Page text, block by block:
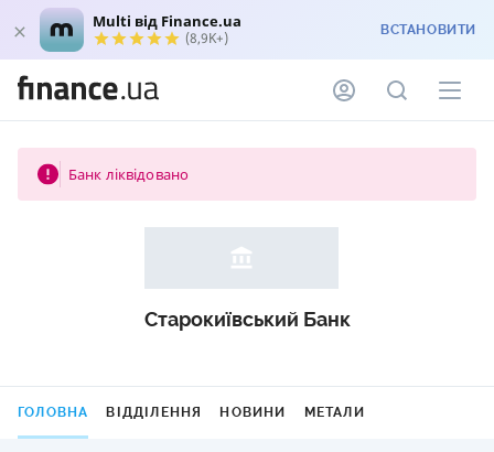
Multi від Finance.ua
(8,9K+) ВСТАНОВИТИ
Банк ліквідовано
Старокиївський Банк
ГОЛОВНА ВІДДІЛЕННЯ НОВИНИ МЕТАЛИ